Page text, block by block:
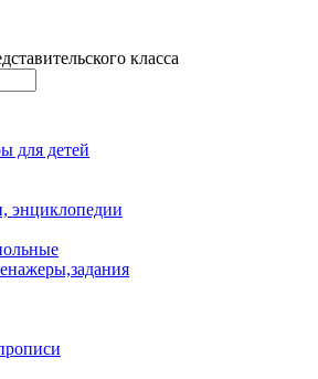
класса
для детей
энциклопедии